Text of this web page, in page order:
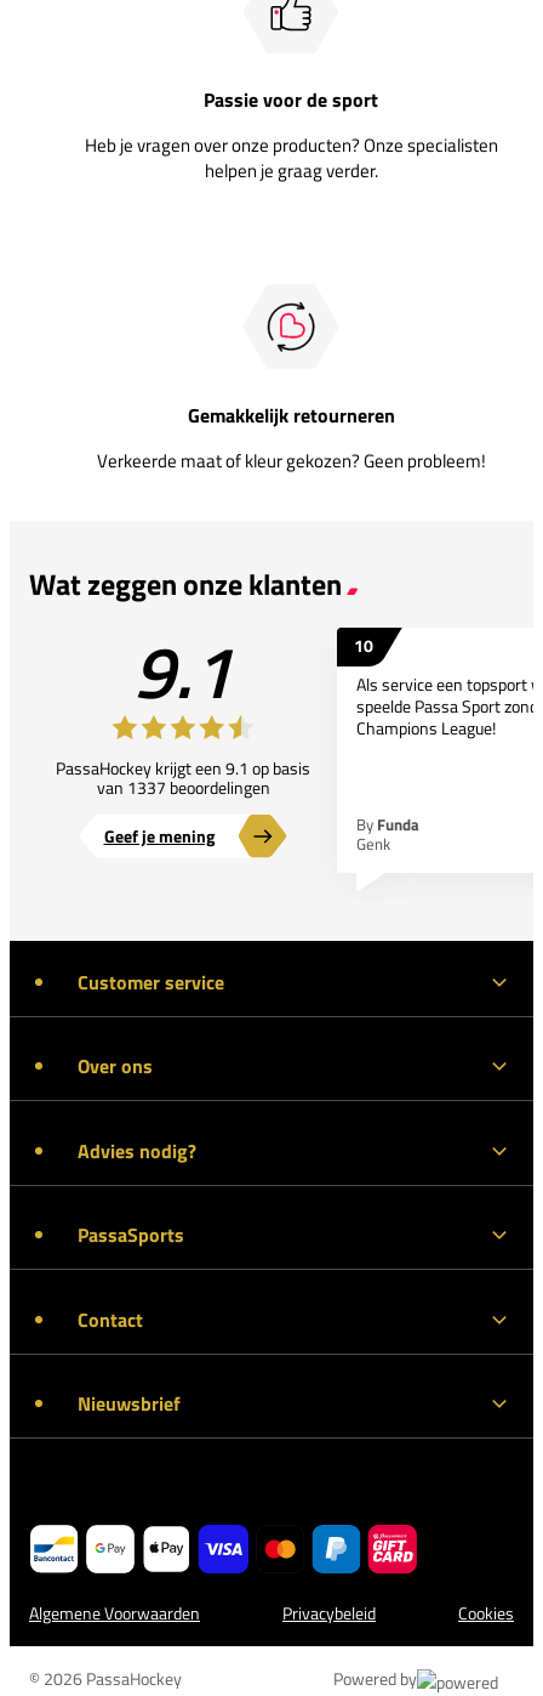
Passie voor de sport
Heb je vragen over onze producten? Onze specialisten
helpen je graag verder.
Gemakkelijk retourneren
Verkeerde maat of kleur gekozen? Geen probleem!
Wat zeggen onze klanten
9.1
PassaHockey krijgt een 9.1 op basis
van 1337 beoordelingen
Geef je mening
10
Als service een topsport
speelde Passa Sport
Champions League!
By Funda
Genk
Customer service
Over ons
Advies nodig?
PassaSports
Contact
Nieuwsbrief
Algemene Voorwaarden Privacybeleid Cookies
© 2026 PassaHockey Powered by